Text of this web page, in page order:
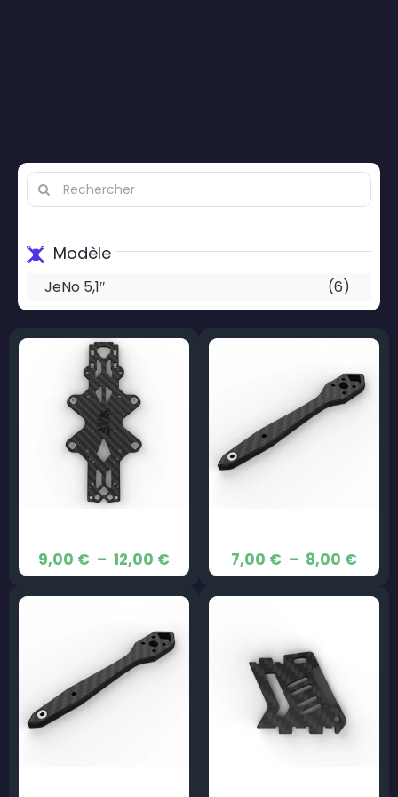
9,00 € – 12,00 €Plage
de
prix :
9,00 €
à
7,00 € – 8,00 €
de
prix :
Search
for:
Modèle
JeNo 5,1″ (6)